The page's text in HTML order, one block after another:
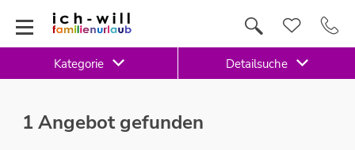
Kategorie Detailsuche
1 Angebot gefunden